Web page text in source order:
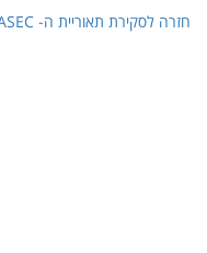
חזרה לסקירת תאוריית ה- RIASEC